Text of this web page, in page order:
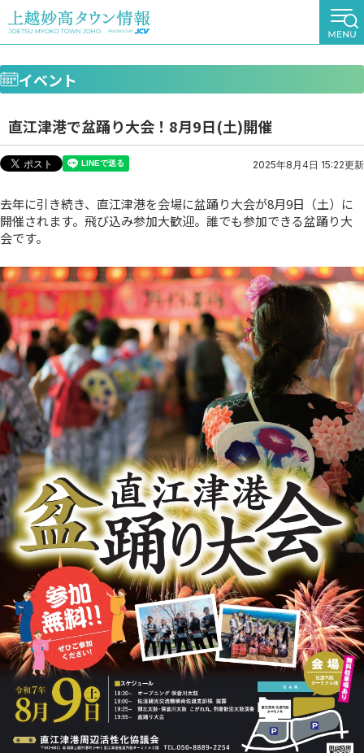
イベント
直江津港で盆踊り大会！8月9日(土)開催
2025年8月4日 15:22更新
去年に引き続き、直江津港を会場に盆踊り大会が8月9日（土）に
開催されます。飛び込み参加大歓迎。誰でも参加できる盆踊り大
会です。